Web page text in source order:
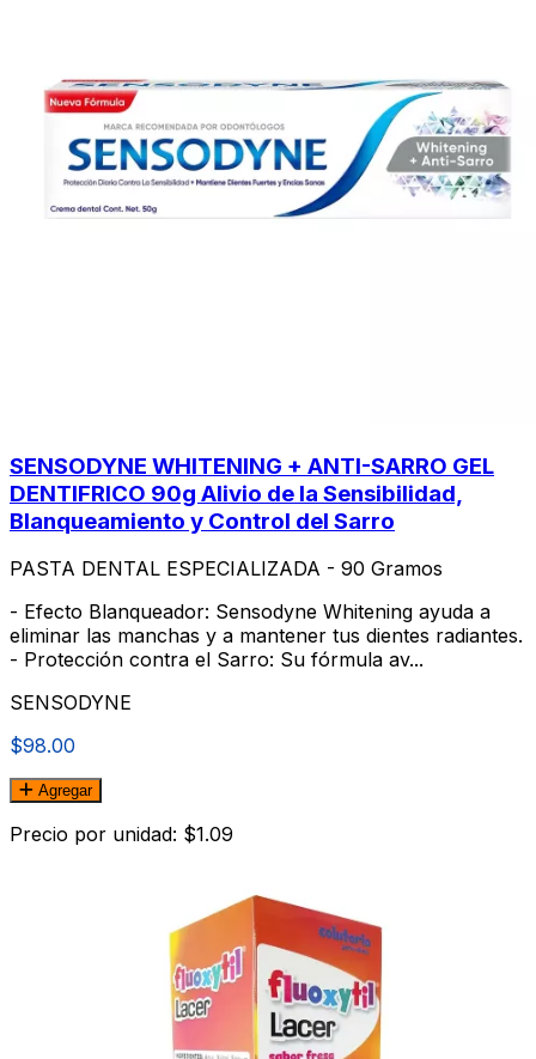
SENSODYNE WHITENING + ANTI-SARRO GEL
DENTIFRICO 90g Alivio de la Sensibilidad,
Blanqueamiento y Control del Sarro
PASTA DENTAL ESPECIALIZADA - 90 Gramos
- Efecto Blanqueador: Sensodyne Whitening ayuda a
eliminar las manchas y a mantener tus dientes radiantes.
- Protección contra el Sarro: Su fórmula av...
SENSODYNE
$98.00
Agregar
Precio por unidad: $1.09